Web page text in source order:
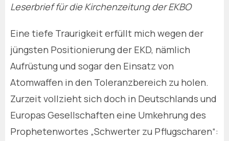
Leserbrief für die Kirchenzeitung der EKBO
Eine tiefe Traurigkeit erfüllt mich wegen der
jüngsten Positionierung der EKD, nämlich
Aufrüstung und sogar den Einsatz von
Atomwaffen in den Toleranzbereich zu holen.
Zurzeit vollzieht sich doch in Deutschlands und
Europas Gesellschaften eine Umkehrung des
Prophetenwortes „Schwerter zu Pflugscharen“: